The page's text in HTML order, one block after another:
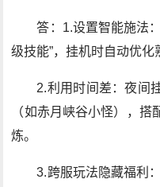
答：1.设置智能施法
级技能”，挂机时自动优化
2.利用时间差：夜间
（如赤月峡谷小怪），
炼。
3.跨服玩法隐藏福利：